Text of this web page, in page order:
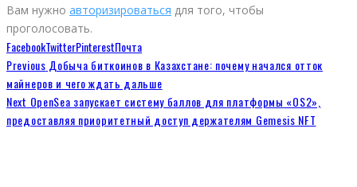
Вам нужно авторизироваться для того, чтобы
проголосовать.
FacebookTwitterPinterestПочта
Previous Добыча биткоинов в Казахстане: почему начался отток
майнеров и чего ждать дальше
Next OpenSea запускает систему баллов для платформы «OS2»,
предоставляя приоритетный доступ держателям Gemesis NFT